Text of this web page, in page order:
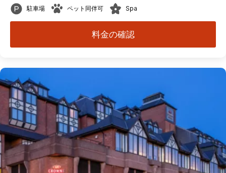
駐車場 ペット同伴可 Spa
料金の確認